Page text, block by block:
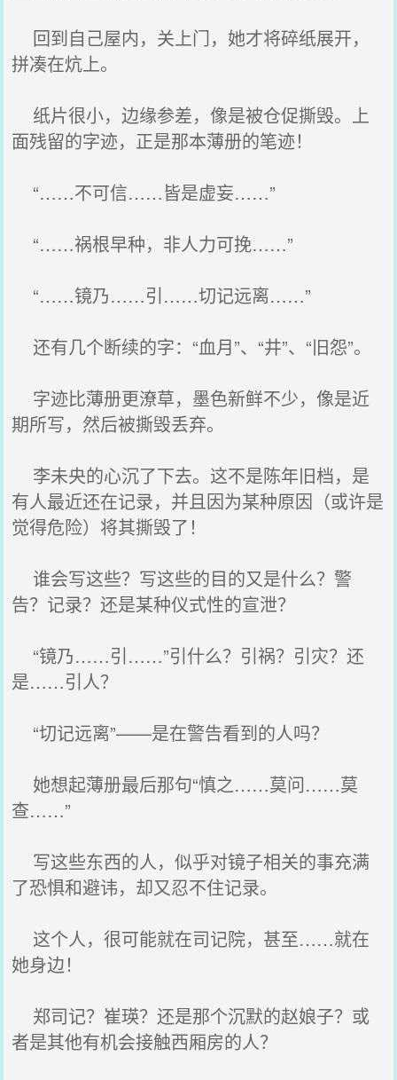
回到自己屋内，关上门，她才将碎纸展开，
拼凑在炕上。
纸片很小，边缘参差，像是被仓促撕毁。上
面残留的字迹，正是那本薄册的笔迹！
“……不可信……皆是虚妄……”
“……祸根早种，非人力可挽……”
“……镜乃……引……切记远离……”
还有几个断续的字：“血月”、“井”、“旧怨”。
字迹比薄册更潦草，墨色新鲜不少，像是近
期所写，然后被撕毁丢弃。
李未央的心沉了下去。这不是陈年旧档，是
有人最近还在记录，并且因为某种原因（或许是
觉得危险）将其撕毁了！
谁会写这些？写这些的目的又是什么？警
告？记录？还是某种仪式性的宣泄？
“镜乃……引……”引什么？引祸？引灾？还
是……引人？
“切记远离”——是在警告看到的人吗？
她想起薄册最后那句“慎之……莫问……莫
查……”
写这些东西的人，似乎对镜子相关的事充满
了恐惧和避讳，却又忍不住记录。
这个人，很可能就在司记院，甚至……就在
她身边！
郑司记？崔瑛？还是那个沉默的赵娘子？或
者是其他有机会接触西厢房的人？